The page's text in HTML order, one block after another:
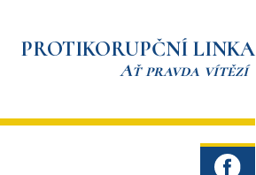
PROTIKORUPČNÍ LINKA
Ať pravda vítězí